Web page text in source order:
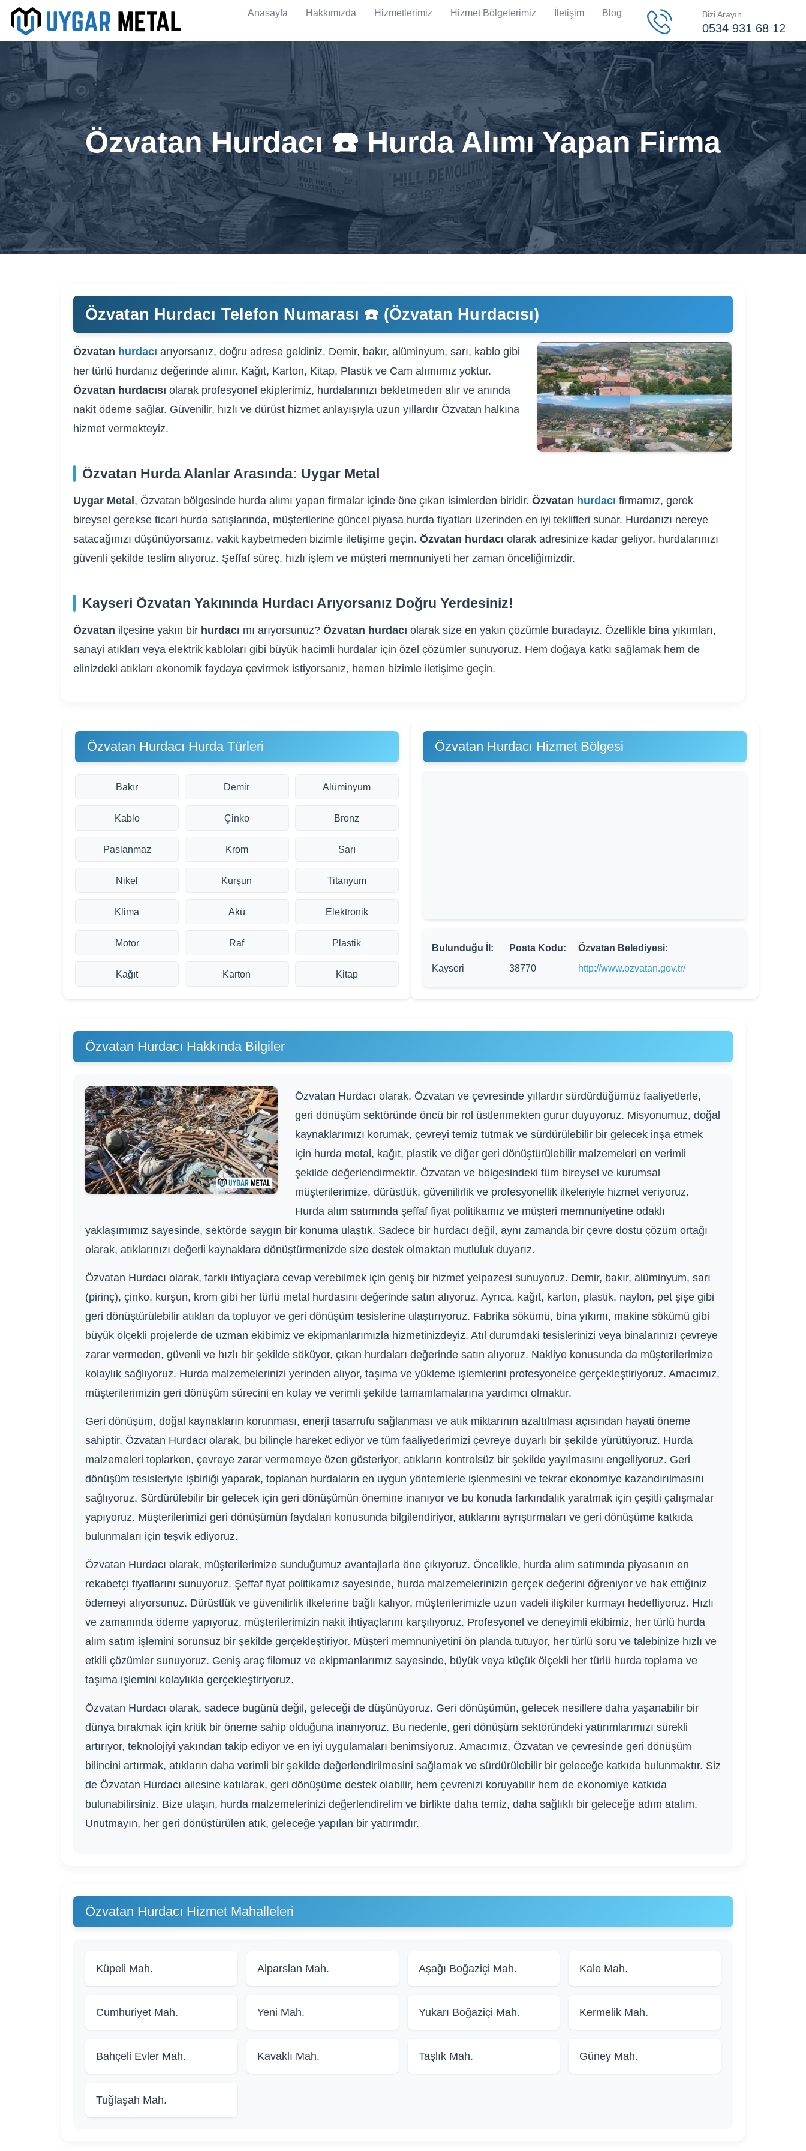
Anasayfa Hakkımızda Hizmetlerimiz Hizmet Bölgelerimiz İletişim Blog Bizi Arayın
0534 931 68 12
Özvatan Hurdacı ☎️ Hurda Alımı Yapan Firma
Özvatan Hurdacı Telefon Numarası ☎️ (Özvatan Hurdacısı)
Özvatan hurdacı arıyorsanız, doğru adrese geldiniz. Demir, bakır, alüminyum, sarı, kablo gibi
her türlü hurdanız değerinde alınır. Kağıt, Karton, Kitap, Plastik ve Cam alımımız yoktur.
Özvatan hurdacısı olarak profesyonel ekiplerimiz, hurdalarınızı bekletmeden alır ve anında
nakit ödeme sağlar. Güvenilir, hızlı ve dürüst hizmet anlayışıyla uzun yıllardır Özvatan halkına
hizmet vermekteyiz.
Özvatan Hurda Alanlar Arasında: Uygar Metal
Uygar Metal , Özvatan bölgesinde hurda alımı yapan firmalar içinde öne çıkan isimlerden biridir. Özvatan hurdacı firmamız, gerek
bireysel gerekse ticari hurda satışlarında, müşterilerine güncel piyasa hurda fiyatları üzerinden en iyi teklifleri sunar. Hurdanızı nereye
satacağınızı düşünüyorsanız, vakit kaybetmeden bizimle iletişime geçin. Özvatan hurdacı olarak adresinize kadar geliyor, hurdalarınızı
güvenli şekilde teslim alıyoruz. Şeffaf süreç, hızlı işlem ve müşteri memnuniyeti her zaman önceliğimizdir.
Kayseri Özvatan Yakınında Hurdacı Arıyorsanız Doğru Yerdesiniz!
Özvatan ilçesine yakın bir hurdacı mı arıyorsunuz? Özvatan hurdacı olarak size en yakın çözümle buradayız. Özellikle bina yıkımları,
sanayi atıkları veya elektrik kabloları gibi büyük hacimli hurdalar için özel çözümler sunuyoruz. Hem doğaya katkı sağlamak hem de
elinizdeki atıkları ekonomik faydaya çevirmek istiyorsanız, hemen bizimle iletişime geçin.
Özvatan Hurdacı Hurda Türleri
Bakır Demir Alüminyum
Kablo Çinko Bronz
Paslanmaz Krom Sarı
Nikel Kurşun Titanyum
Klima Akü Elektronik
Motor Raf Plastik
Kağıt Karton Kitap
Özvatan Hurdacı Hizmet Bölgesi
Bulunduğu İl:
Kayseri
Posta Kodu:
38770
Özvatan Belediyesi:
http://www.ozvatan.gov.tr/
Özvatan Hurdacı Hakkında Bilgiler
Özvatan Hurdacı olarak, Özvatan ve çevresinde yıllardır sürdürdüğümüz faaliyetlerle,
geri dönüşüm sektöründe öncü bir rol üstlenmekten gurur duyuyoruz. Misyonumuz, doğal
kaynaklarımızı korumak, çevreyi temiz tutmak ve sürdürülebilir bir gelecek inşa etmek
için hurda metal, kağıt, plastik ve diğer geri dönüştürülebilir malzemeleri en verimli
şekilde değerlendirmektir. Özvatan ve bölgesindeki tüm bireysel ve kurumsal
müşterilerimize, dürüstlük, güvenilirlik ve profesyonellik ilkeleriyle hizmet veriyoruz.
Hurda alım satımında şeffaf fiyat politikamız ve müşteri memnuniyetine odaklı
yaklaşımımız sayesinde, sektörde saygın bir konuma ulaştık. Sadece bir hurdacı değil, aynı zamanda bir çevre dostu çözüm ortağı
olarak, atıklarınızı değerli kaynaklara dönüştürmenizde size destek olmaktan mutluluk duyarız.
Özvatan Hurdacı olarak, farklı ihtiyaçlara cevap verebilmek için geniş bir hizmet yelpazesi sunuyoruz. Demir, bakır, alüminyum, sarı
(pirinç), çinko, kurşun, krom gibi her türlü metal hurdasını değerinde satın alıyoruz. Ayrıca, kağıt, karton, plastik, naylon, pet şişe gibi
geri dönüştürülebilir atıkları da topluyor ve geri dönüşüm tesislerine ulaştırıyoruz. Fabrika sökümü, bina yıkımı, makine sökümü gibi
büyük ölçekli projelerde de uzman ekibimiz ve ekipmanlarımızla hizmetinizdeyiz. Atıl durumdaki tesislerinizi veya binalarınızı çevreye
zarar vermeden, güvenli ve hızlı bir şekilde söküyor, çıkan hurdaları değerinde satın alıyoruz. Nakliye konusunda da müşterilerimize
kolaylık sağlıyoruz. Hurda malzemelerinizi yerinden alıyor, taşıma ve yükleme işlemlerini profesyonelce gerçekleştiriyoruz. Amacımız,
müşterilerimizin geri dönüşüm sürecini en kolay ve verimli şekilde tamamlamalarına yardımcı olmaktır.
Geri dönüşüm, doğal kaynakların korunması, enerji tasarrufu sağlanması ve atık miktarının azaltılması açısından hayati öneme
sahiptir. Özvatan Hurdacı olarak, bu bilinçle hareket ediyor ve tüm faaliyetlerimizi çevreye duyarlı bir şekilde yürütüyoruz. Hurda
malzemeleri toplarken, çevreye zarar vermemeye özen gösteriyor, atıkların kontrolsüz bir şekilde yayılmasını engelliyoruz. Geri
dönüşüm tesisleriyle işbirliği yaparak, toplanan hurdaların en uygun yöntemlerle işlenmesini ve tekrar ekonomiye kazandırılmasını
sağlıyoruz. Sürdürülebilir bir gelecek için geri dönüşümün önemine inanıyor ve bu konuda farkındalık yaratmak için çeşitli çalışmalar
yapıyoruz. Müşterilerimizi geri dönüşümün faydaları konusunda bilgilendiriyor, atıklarını ayrıştırmaları ve geri dönüşüme katkıda
bulunmaları için teşvik ediyoruz.
Özvatan Hurdacı olarak, müşterilerimize sunduğumuz avantajlarla öne çıkıyoruz. Öncelikle, hurda alım satımında piyasanın en
rekabetçi fiyatlarını sunuyoruz. Şeffaf fiyat politikamız sayesinde, hurda malzemelerinizin gerçek değerini öğreniyor ve hak ettiğiniz
ödemeyi alıyorsunuz. Dürüstlük ve güvenilirlik ilkelerine bağlı kalıyor, müşterilerimizle uzun vadeli ilişkiler kurmayı hedefliyoruz. Hızlı
ve zamanında ödeme yapıyoruz, müşterilerimizin nakit ihtiyaçlarını karşılıyoruz. Profesyonel ve deneyimli ekibimiz, her türlü hurda
alım satım işlemini sorunsuz bir şekilde gerçekleştiriyor. Müşteri memnuniyetini ön planda tutuyor, her türlü soru ve talebinize hızlı ve
etkili çözümler sunuyoruz. Geniş araç filomuz ve ekipmanlarımız sayesinde, büyük veya küçük ölçekli her türlü hurda toplama ve
taşıma işlemini kolaylıkla gerçekleştiriyoruz.
Özvatan Hurdacı olarak, sadece bugünü değil, geleceği de düşünüyoruz. Geri dönüşümün, gelecek nesillere daha yaşanabilir bir
dünya bırakmak için kritik bir öneme sahip olduğuna inanıyoruz. Bu nedenle, geri dönüşüm sektöründeki yatırımlarımızı sürekli
artırıyor, teknolojiyi yakından takip ediyor ve en iyi uygulamaları benimsiyoruz. Amacımız, Özvatan ve çevresinde geri dönüşüm
bilincini artırmak, atıkların daha verimli bir şekilde değerlendirilmesini sağlamak ve sürdürülebilir bir geleceğe katkıda bulunmaktır. Siz
de Özvatan Hurdacı ailesine katılarak, geri dönüşüme destek olabilir, hem çevrenizi koruyabilir hem de ekonomiye katkıda
bulunabilirsiniz. Bize ulaşın, hurda malzemelerinizi değerlendirelim ve birlikte daha temiz, daha sağlıklı bir geleceğe adım atalım.
Unutmayın, her geri dönüştürülen atık, geleceğe yapılan bir yatırımdır.
Özvatan Hurdacı Hizmet Mahalleleri
Küpeli Mah. Alparslan Mah. Aşağı Boğaziçi Mah. Kale Mah.
Cumhuriyet Mah. Yeni Mah. Yukarı Boğaziçi Mah. Kermelik Mah.
Bahçeli Evler Mah. Kavaklı Mah. Taşlık Mah. Güney Mah.
Tuğlaşah Mah.